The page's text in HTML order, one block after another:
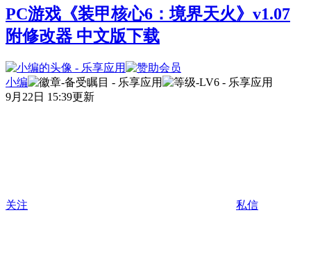
PC游戏《装甲核心6：境界天火》v1.07
附修改器 中文版下载
小编
9月22日 15:39更新
关注 私信